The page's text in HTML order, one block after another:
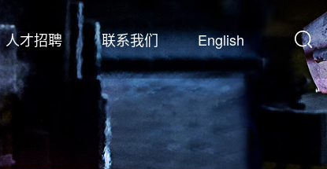
人才招聘 联系我们 English